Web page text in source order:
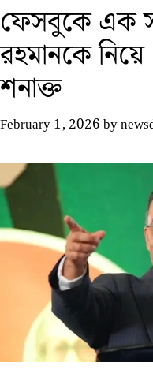
ফেসবুকে এক
রহমানকে
শনাক্ত
February 1, 2026by